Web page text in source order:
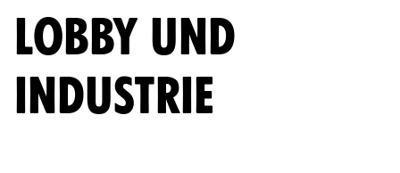
LOBBY UND
INDUSTRIE